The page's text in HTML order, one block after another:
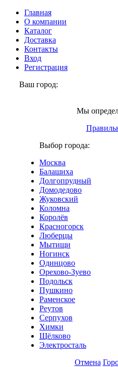
Главная
О компании
Каталог
Доставка
Контакты
Вход
Регистрация
Ваш город:
Мы
Выбор города:
Москва
Балашиха
Долгопрудный
Домодедово
Жуковский
Коломна
Королёв
Красногорск
Люберцы
Мытищи
Ногинск
Одинцово
Орехово-Зуево
Подольск
Пушкино
Раменское
Реутов
Серпухов
Химки
Щёлково
Электросталь
Отмена